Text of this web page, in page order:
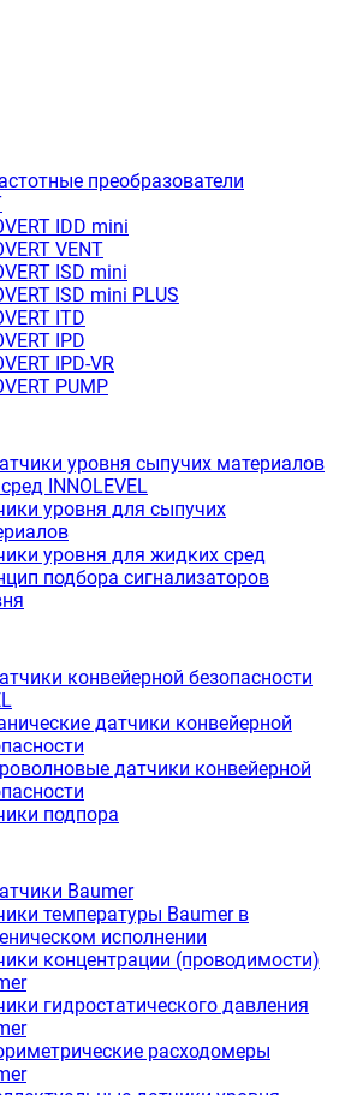
преобразователи
IDD mini
VENT
ISD mini
ISD mini PLUS
ITD
IРD
IРD-VR
PUMP
уровня сыпучих материалов
INNOLEVEL
уровня для сыпучих
уровня для жидких сред
подбора сигнализаторов
конвейерной безопасности
датчики конвейерной
датчики конвейерной
подпора
Baumer
температуры Baumer в
исполнении
концентрации (проводимости)
гидростатического давления
расходомеры